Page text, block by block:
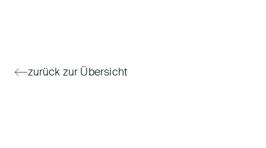
zurück zur Übersicht